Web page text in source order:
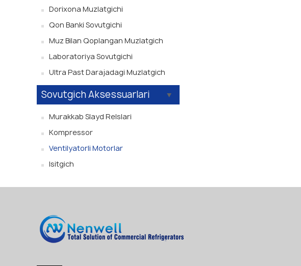
Dorixona Muzlatgichi
Qon Banki Sovutgichi
Muz Bilan Qoplangan Muzlatgich
Laboratoriya Sovutgichi
Ultra Past Darajadagi Muzlatgich
Sovutgich Aksessuarlari
Murakkab Slayd Relslari
Kompressor
Ventilyatorli Motorlar
Isitgich